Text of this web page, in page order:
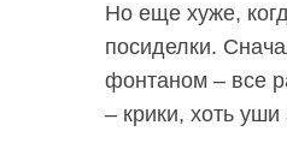
Но еще хуже,
посиделки.
фонтаном – все
– крики, хоть